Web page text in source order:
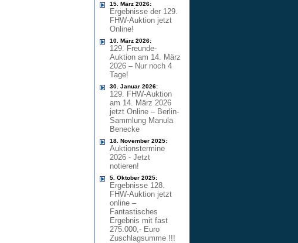
15. März 2026:
Ergebnisse der 129.
FHW-Auktion jetzt
Online!
10. März 2026:
129. Freunde-
Auktion am 14. März
2026 – Nur noch 4
Tage!
30. Januar 2026:
129. FHW-Auktion
am 14. März 2026
jetzt Online – Berlin-
Sammlung Manula
Benecke
18. November 2025:
Auktionstermine
2026 - Jetzt
notieren!
5. Oktober 2025:
Ergebnisse 128.
FHW-Auktion jetzt
online –
Fantastisches
Ergebnis mit fast
275.000,- Euro
Zuschlagsumme !!!